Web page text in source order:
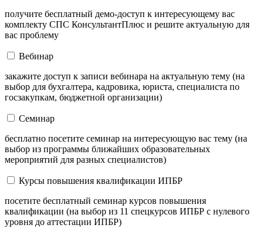
получите бесплатный демо-доступ к интересующему вас
комплекту СПС КонсультантПлюс и решите актуальную для
вас проблему
Вебинар
закажите доступ к записи вебинара на актуальную тему (на
выбор для бухгалтера, кадровика, юриста, специалиста по
госзакупкам, бюджетной организации)
Семинар
бесплатно посетите семинар на интересующую вас тему (на
выбор из программы ближайших образовательных
мероприятий для разных специалистов)
Курсы повышения квалификации ИПБР
посетите бесплатный семинар курсов повышения
квалификации (на выбор из 11 спецкурсов ИПБР с нулевого
уровня до аттестации ИПБР)